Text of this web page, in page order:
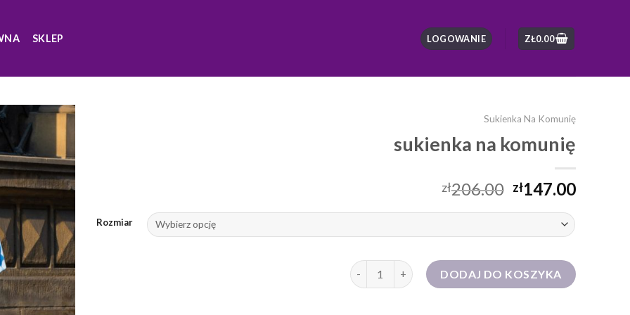
SKLEP LOGOWANIE ZŁ0.00
Sukienka Na Komunię
sukienka na komunię
zł206.00 zł147.00
Rozmiar
ilość sukienka na komunięDODAJ DO KOSZYKA